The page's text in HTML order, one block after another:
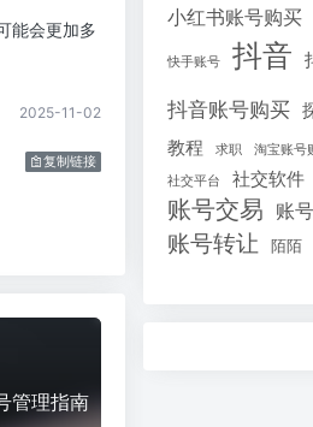
能会更加多
2025-11-02
复制链接
管理指南
小红书账号购买
快手账号 抖音
抖音账号购买
教程 求职 淘宝账号
社交平台 社交软件
账号交易 账
账号转让 陌陌